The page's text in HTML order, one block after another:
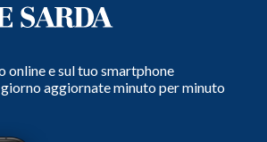
online e sul tuo smartphone
aggiornate minuto per minuto